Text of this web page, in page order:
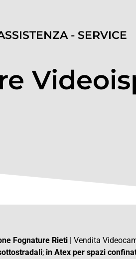
- SERVICE
Fognature Rieti | Vendita
; in Atex per spazi